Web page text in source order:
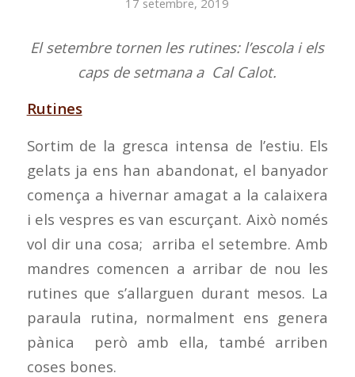
17 setembre, 2019
El setembre tornen les rutines: l’escola i els
caps de setmana a Cal Calot.
Rutines
Sortim de la gresca intensa de l’estiu. Els
gelats ja ens han abandonat, el banyador
comença a hivernar amagat a la calaixera
i els vespres es van escurçant. Això només
vol dir una cosa; arriba el setembre. Amb
mandres comencen a arribar de nou les
rutines que s’allarguen durant mesos. La
paraula rutina, normalment ens genera
pànica però amb ella, també arriben
coses bones.